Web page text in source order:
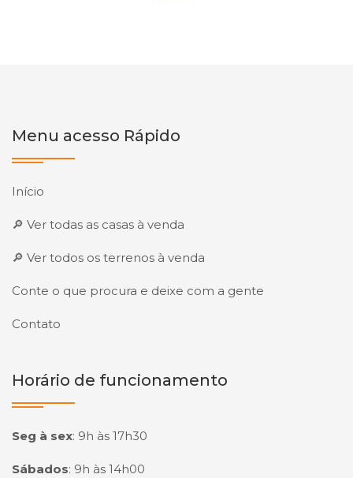
Menu acesso Rápido
Início
🔎 Ver todas as casas à venda
🔎 Ver todos os terrenos à venda
Conte o que procura e deixe com a gente
Contato
Horário de funcionamento
Seg à sex: 9h às 17h30
Sábados: 9h às 14h00